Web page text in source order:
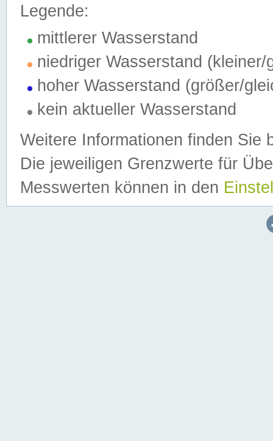
Legende:
mittlerer Wasserstand
niedriger Wasserstand (kleiner/
hoher Wasserstand (größer/
kein aktueller Wasserstand
Weitere Informationen finden Sie
Die jeweiligen Grenzwerte für
Messwerten können in den